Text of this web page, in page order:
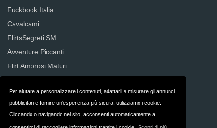
Per aiutare a personalizzare i contenuti, adattarli e misurare gli annunci
pubblicitari e fornire un'esperienza più sicura, utilizziamo i cookie.
Cliccando o navigando nel sito, acconsenti automaticamente a
Fuckbook Italia
Cavalcami
FlirtsSegreti SM
Avventure Piccanti
Flirt Amorosi Maturi
Contatti Su di noi